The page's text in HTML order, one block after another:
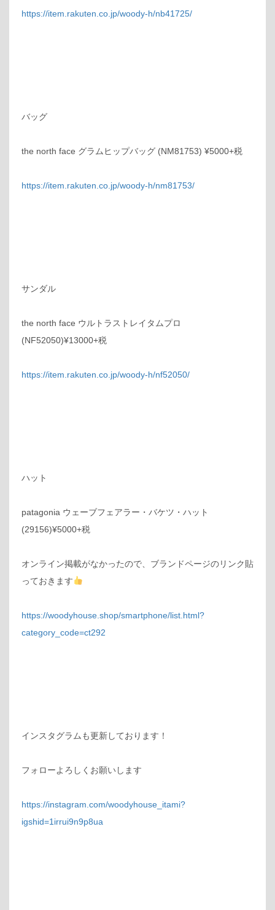
https://item.rakuten.co.jp/woody-h/nb41725/
バッグ
the north face グラムヒップバッグ (NM81753) ¥5000+税
https://item.rakuten.co.jp/woody-h/nm81753/
サンダル
the north face ウルトラストレイタムプロ
(NF52050)¥13000+税
https://item.rakuten.co.jp/woody-h/nf52050/
ハット
patagonia ウェーブフェアラー・バケツ・ハット
(29156)¥5000+税
オンライン掲載がなかったので、ブランドページのリンク貼
っておきます‍
https://woodyhouse.shop/smartphone/list.html?
category_code=ct292
インスタグラムも更新しております！
フォローよろしくお願いします
https://instagram.com/woodyhouse_itami?
igshid=1irrui9n9p8ua